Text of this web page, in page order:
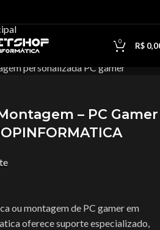
0 R$
PC gamer
personalizada PC gamer"
– PC Gamer
ou montagem de PC gamer em
oferece suporte especializado,